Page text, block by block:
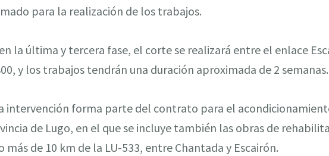
para la realización de los trabajos.
la última y tercera fase, el corte se realizará entre el enlace
y los trabajos tendrán una duración aproximada de 2 semanas.
intervención forma parte del contrato para el
de Lugo, en el que se incluye también las obras de
más de 10 km de la LU-533, entre Chantada y Escairón.